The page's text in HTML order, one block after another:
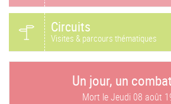
Circuits
Visites & parcours thématiques
Un jour, un
Mort leJeudi 08 août